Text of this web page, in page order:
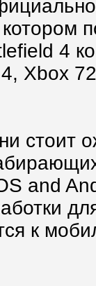
4
Xbox
стоит
and
к